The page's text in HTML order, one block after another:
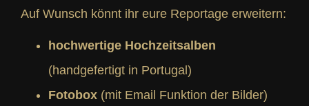
Auf Wunsch könnt ihr eure Reportage erweitern:
hochwertige Hochzeitsalben
(handgefertigt in Portugal)
Fotobox (mit Email Funktion der Bilder)